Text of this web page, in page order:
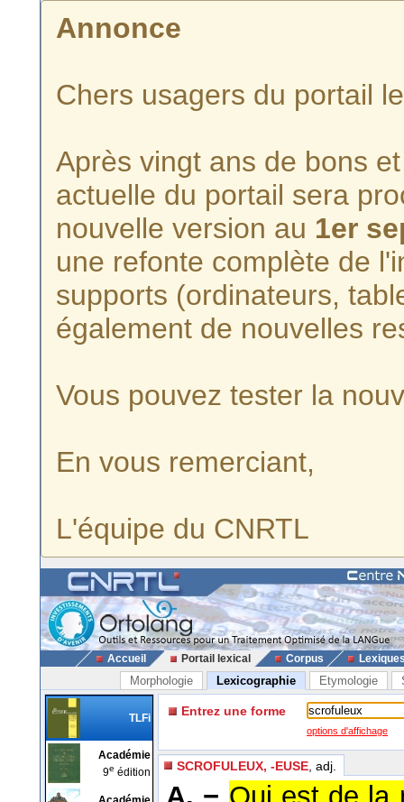
Annonce
Chers usagers du portail
Après vingt ans de bons
actuelle du portail sera
nouvelle version au 1er
une refonte complète de
supports (ordinateurs,
également de nouvelles
Vous pouvez tester la
En vous remerciant,
L'équipe du CNRTL
Accueil Portail lexical Corpus
Morphologie Lexicographie Etymologie
TLFi
Académie
9e édition
Entrez une forme
options d'affichage
SCROFULEUX, -EUSE , adj.